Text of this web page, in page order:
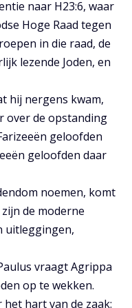
naar H23:6, waar
Hoge Raad tegen
in die raad, de
lezende Joden, en
hij nergens kwam,
over de opstanding
geloofden
geloofden daar
noemen, komt
de moderne
uitleggingen,
vraagt Agrippa
op te wekken.
hart van de zaak: